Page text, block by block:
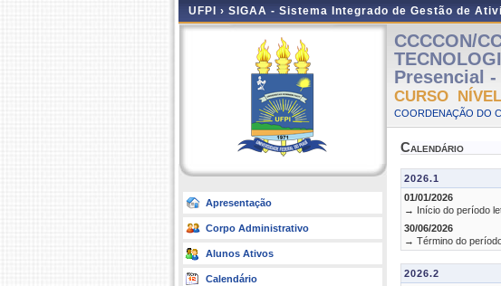
UFPI › SIGAA - Sistema Integrado de Gestão de
Apresentação
Corpo Administrativo
Alunos Ativos
Calendário
CCCCON/
Presencial -
CURSO
COORDENAÇÃO DO
Calendário
2026.1
01/01/2026
→ Início do período
30/06/2026
→ Término do
2026.2